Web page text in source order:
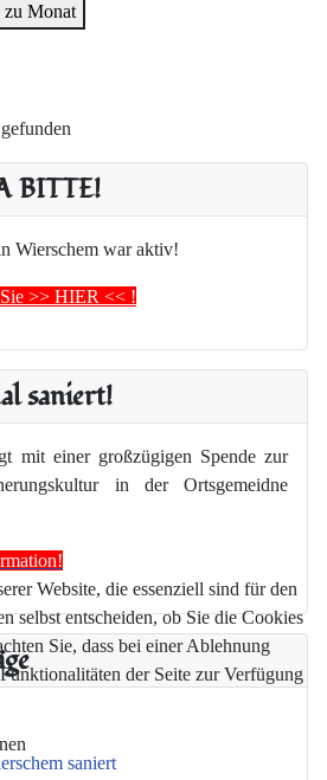
BITTE!
Wierschem war aktiv!
Sie >> HIER << !
saniert!
mit einer großzügigen Spende zur
in der Ortsgemeidne
saniert
zu Monat
Website, die essenziell sind für den
selbst entscheiden, ob Sie die Cookies
Sie, dass bei einer Ablehnung
der Seite zur Verfügung